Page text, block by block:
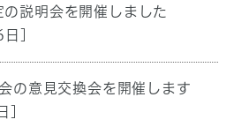
説明会を開催しました
]
の意見交換会を開催します
]